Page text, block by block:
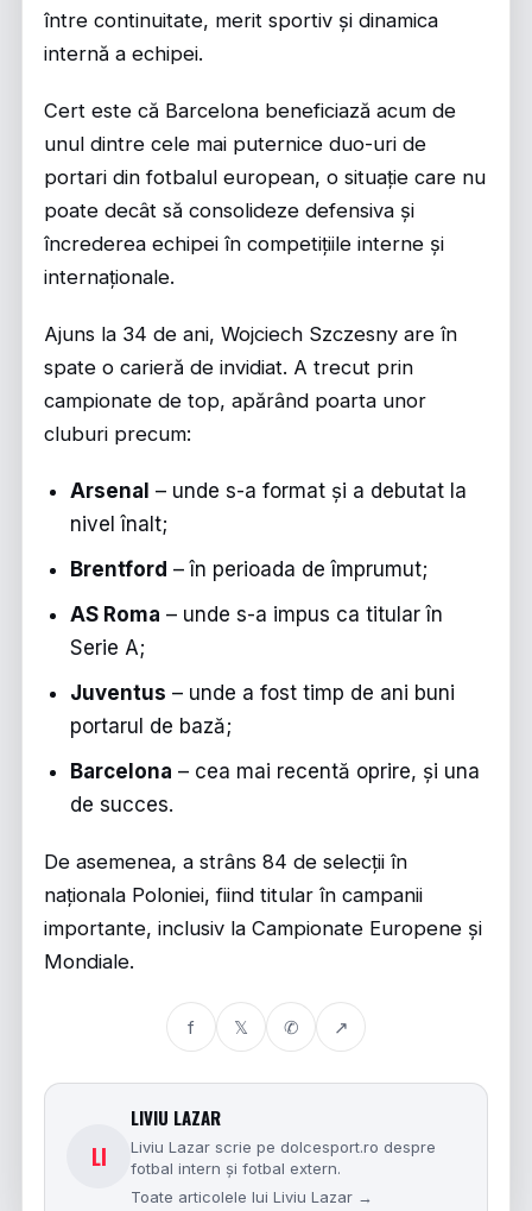
între continuitate, merit sportiv și dinamica
internă a echipei.
Cert este că Barcelona beneficiază acum de
unul dintre cele mai puternice duo-uri de
portari din fotbalul european, o situație care nu
poate decât să consolideze defensiva și
încrederea echipei în competițiile interne și
internaționale.
Ajuns la 34 de ani, Wojciech Szczesny are în
spate o carieră de invidiat. A trecut prin
campionate de top, apărând poarta unor
cluburi precum:
Arsenal – unde s-a format și a debutat la
nivel înalt;
Brentford – în perioada de împrumut;
AS Roma – unde s-a impus ca titular în
Serie A;
Juventus – unde a fost timp de ani buni
portarul de bază;
Barcelona – cea mai recentă oprire, și una
de succes.
De asemenea, a strâns 84 de selecții în
naționala Poloniei, fiind titular în campanii
importante, inclusiv la Campionate Europene și
Mondiale.
f 𝕏 ✆ ↗
LI
LIVIU LAZAR
Liviu Lazar scrie pe dolcesport.ro despre
fotbal intern și fotbal extern.
Toate articolele lui Liviu Lazar →